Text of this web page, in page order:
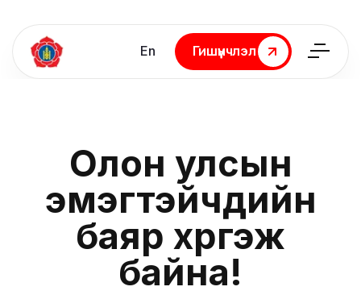
En
Гишүүнчлэл
Гишүүнчлэл
Олон улсын
эмэгтэйчүүдийн
баяр хүргэж
байна!